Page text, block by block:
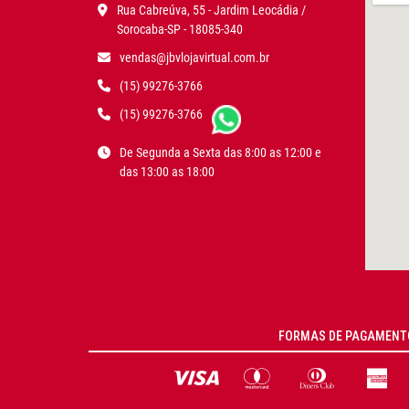
Rua Cabreúva, 55 - Jardim Leocádia /
Sorocaba-SP - 18085-340
vendas@jbvlojavirtual.com.br
(15) 99276-3766
(15) 99276-3766
De Segunda a Sexta das 8:00 as 12:00 e
das 13:00 as 18:00
FORMAS DE